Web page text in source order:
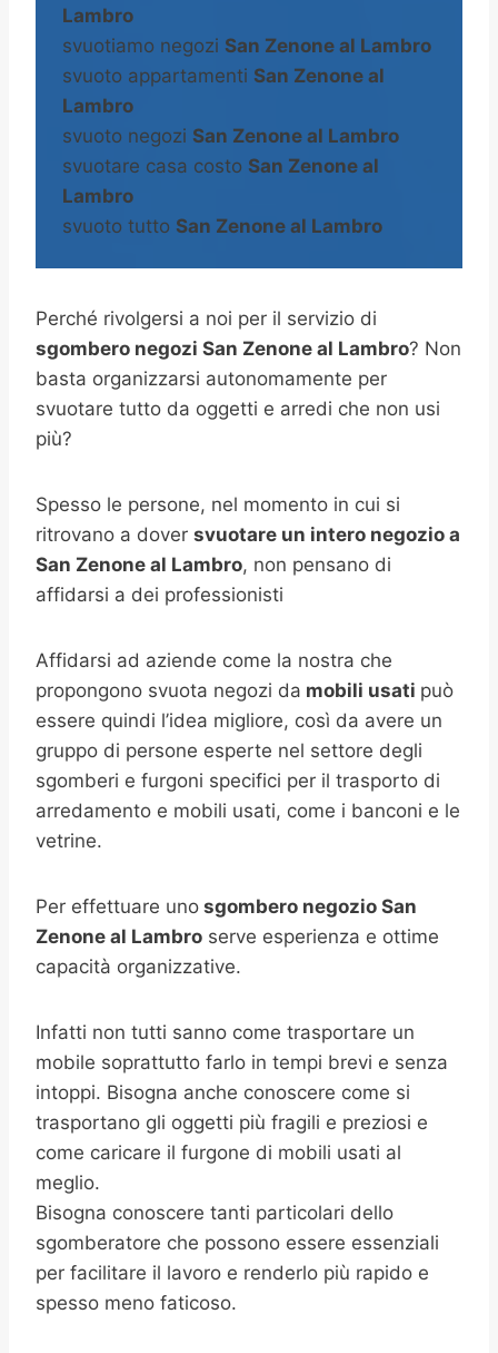
Lambro
svuotiamo negozi San Zenone al Lambro
svuoto appartamenti San Zenone al
Lambro
svuoto negozi San Zenone al Lambro
svuotare casa costo San Zenone al
Lambro
svuoto tutto San Zenone al Lambro
Perché rivolgersi a noi per il servizio di
sgombero negozi San Zenone al Lambro? Non
basta organizzarsi autonomamente per
svuotare tutto da oggetti e arredi che non usi
più?
Spesso le persone, nel momento in cui si
ritrovano a dover svuotare un intero negozio a
San Zenone al Lambro, non pensano di
affidarsi a dei professionisti
Affidarsi ad aziende come la nostra che
propongono svuota negozi da mobili usati può
essere quindi l’idea migliore, così da avere un
gruppo di persone esperte nel settore degli
sgomberi e furgoni specifici per il trasporto di
arredamento e mobili usati, come i banconi e le
vetrine.
Per effettuare uno sgombero negozio San
Zenone al Lambro serve esperienza e ottime
capacità organizzative.
Infatti non tutti sanno come trasportare un
mobile soprattutto farlo in tempi brevi e senza
intoppi. Bisogna anche conoscere come si
trasportano gli oggetti più fragili e preziosi e
come caricare il furgone di mobili usati al
meglio.
Bisogna conoscere tanti particolari dello
sgomberatore che possono essere essenziali
per facilitare il lavoro e renderlo più rapido e
spesso meno faticoso.